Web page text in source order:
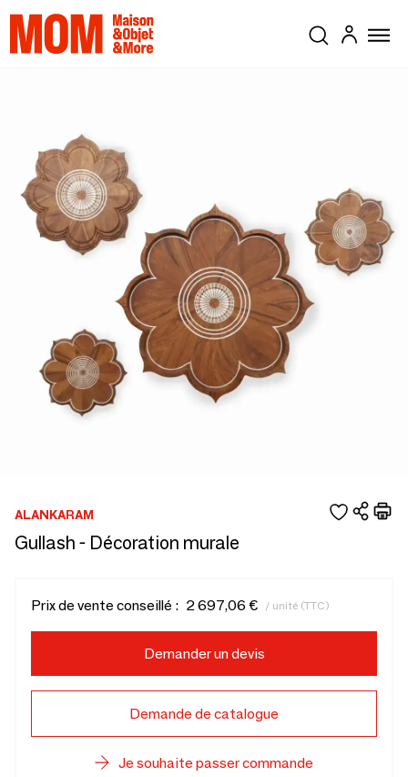
ALANKARAM
Gullash - Décoration murale
Prix de vente conseillé : 2 697,06 € / unité (TTC)
Demander un devis
Demande de catalogue
Je souhaite passer commande